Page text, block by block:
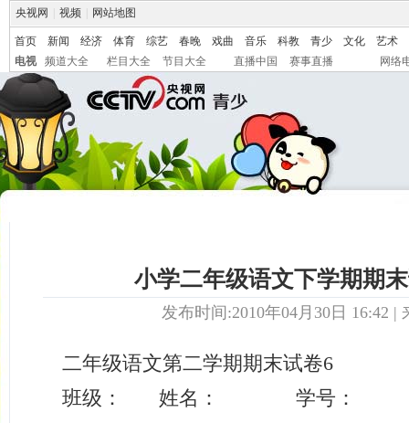
央视网 视频 网站地图
首页 新闻 经济 体育 综艺 春晚 戏曲 音乐 科教 青少 文化
艺术
电视
频道大全 栏目大全 节目大全 直播中国 赛事直播 网络
小学二年级语文下学期期
发布时间:2010年04月30日 16:42 |
二年级语文第二学期期末试卷6
班级： 姓名： 学号